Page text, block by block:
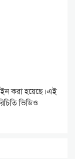
করা হয়েছে।এই
ভিডিও